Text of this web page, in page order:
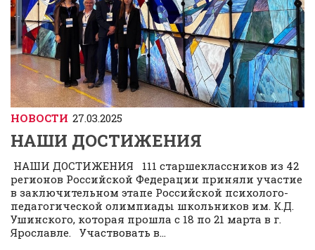
НОВОСТИ 27.03.2025
НАШИ ДОСТИЖЕНИЯ
НАШИ ДОСТИЖЕНИЯ 111 старшеклассников из 42
регионов Российской Федерации приняли участие
в заключительном этапе Российской психолого-
педагогической олимпиады школьников им. К.Д.
Ушинского, которая прошла с 18 по 21 марта в г.
Ярославле. Участвовать в...